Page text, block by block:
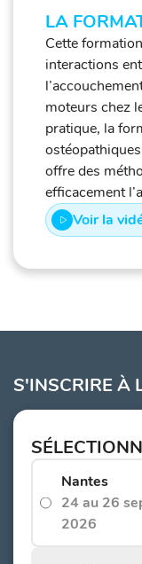
LA
Cette
interactions
moteurs chez
pratique, la
offre des
efficacement
Voir la
S'INSCRIRE À
Nantes
24 au 26
2026